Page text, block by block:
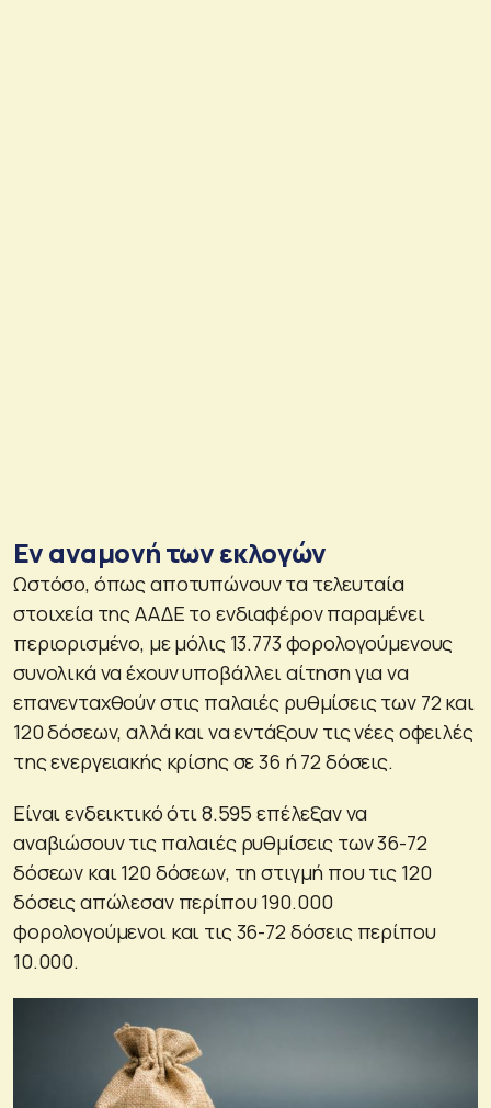
Εν αναμονή των εκλογών
Ωστόσο, όπως αποτυπώνουν τα τελευταία
στοιχεία της ΑΑΔΕ το ενδιαφέρον παραμένει
περιορισμένο, με μόλις 13.773 φορολογούμενους
συνολικά να έχουν υποβάλλει αίτηση για να
επανενταχθούν στις παλαιές ρυθμίσεις των 72 και
120 δόσεων, αλλά και να εντάξουν τις νέες οφειλές
της ενεργειακής κρίσης σε 36 ή 72 δόσεις.
Είναι ενδεικτικό ότι 8.595 επέλεξαν να
αναβιώσουν τις παλαιές ρυθμίσεις των 36-72
δόσεων και 120 δόσεων, τη στιγμή που τις 120
δόσεις απώλεσαν περίπου 190.000
φορολογούμενοι και τις 36-72 δόσεις περίπου
10.000.